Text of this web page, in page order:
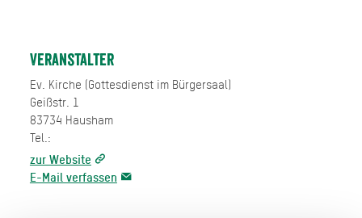
Veranstalter
Ev. Kirche (Gottesdienst im Bürgersaal)
Geißstr. 1
83734 Hausham
Tel.:
zur Website
E-Mail verfassen